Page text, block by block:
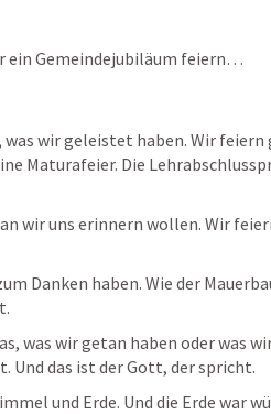
ein Gemeindejubiläum feiern…
wir geleistet haben. Wir feiern
Maturafeier. Die
wir uns erinnern wollen. Wir
Danken haben. Wie der
was wir getan haben oder was
Und das ist der Gott, der spricht.
und Erde. Und die Erde war